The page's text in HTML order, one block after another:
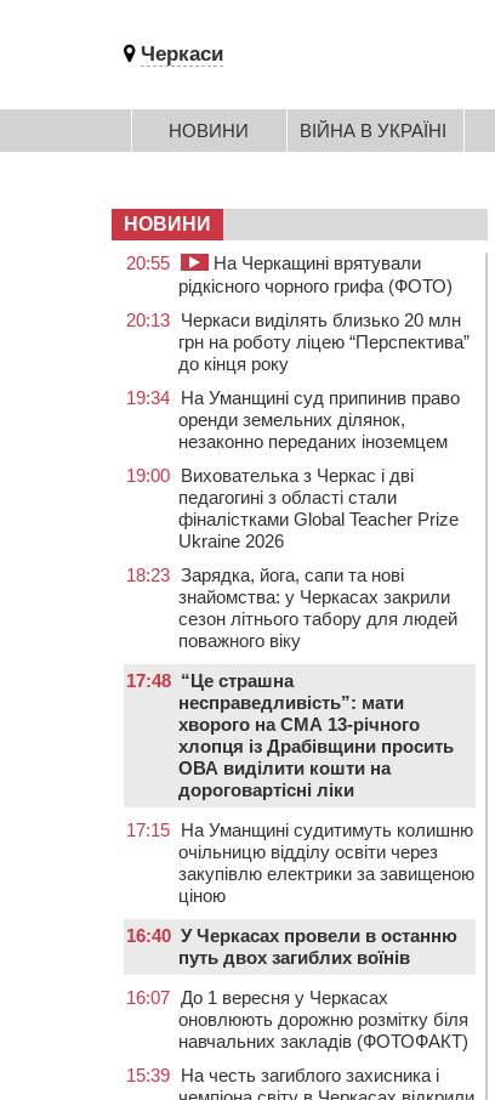
Черкаси
НОВИНИ ВІЙНА В УКРАЇНІ
НОВИНИ
20:55
На Черкащині врятували
рідкісного чорного грифа (ФОТО)
20:13 Черкаси виділять близько 20 млн
грн на роботу ліцею “Перспектива”
до кінця року
19:34 На Уманщині суд припинив право
оренди земельних ділянок,
незаконно переданих іноземцем
19:00 Вихователька з Черкас і дві
педагогині з області стали
фіналістками Global Teacher Prize
Ukraine 2026
18:23 Зарядка, йога, сапи та нові
знайомства: у Черкасах закрили
сезон літнього табору для людей
поважного віку
17:48 “Це страшна
несправедливість”: мати
хворого на СМА 13-річного
хлопця із Драбівщини просить
ОВА виділити кошти на
дороговартісні ліки
17:15 На Уманщині судитимуть колишню
очільницю відділу освіти через
закупівлю електрики за завищеною
ціною
16:40 У Черкасах провели в останню
путь двох загиблих воїнів
16:07 До 1 вересня у Черкасах
оновлюють дорожню розмітку біля
навчальних закладів (ФОТОФАКТ)
15:39 На честь загиблого захисника і